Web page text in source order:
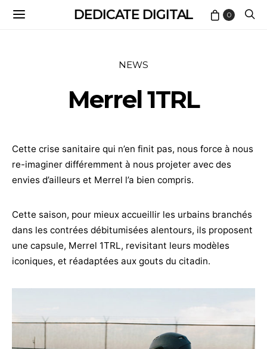
DEDICATE DIGITAL 0
NEWS
Merrel 1TRL
Cette crise sanitaire qui n’en finit pas, nous force à nous
re-imaginer différemment à nous projeter avec des
envies d’ailleurs et Merrel l’a bien compris.
Cette saison, pour mieux accueillir les urbains branchés
dans les contrées débitumisées alentours, ils proposent
une capsule, Merrel 1TRL, revisitant leurs modèles
iconiques, et réadaptées aux gouts du citadin.